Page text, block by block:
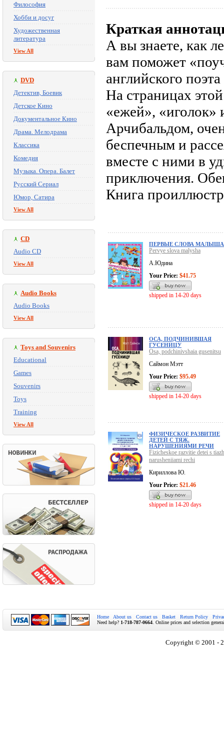
Философия
Хобби и досуг
Художественная
литература
View All
DVD
Детектив, Боевик
Детское Кино
Документальное Кино
Драма. Мелодрама
Классика
Комедия
Музыка. Опера. Балет
Русский Сериал
Юмор, Сатира
View All
CD
Audio CD
View All
Audio Books
Audio Books
View All
Toys and Souvenirs
Educational
Games
Souvenirs
Toys
Training
View All
Краткая
А вы знаете, как
вам поможет
английского
На страницах
«ежей», «иголок»
Арчибальдом,
беспечным и
вместе с ними в
приключения.
Книга
ПЕРВЫЕ СЛОВА МАЛЫША
Pervye slova malysha
А.Юдина
Your Price: $41.75
shipped in 14-20 days
ОСА, ПОДЧИНИВШАЯ
ГУСЕНИЦУ
Osa, podchinivshaia gusenitsu
Саймон Мэтт
Your Price: $95.49
shipped in 14-20 days
ФИЗИЧЕСКОЕ РАЗВИТИЕ
ДЕТЕЙ С ТЯЖ.
НАРУШЕНИЯМИ РЕЧИ
Fizicheskoe razvitie detei s
narusheniiami rechi
Кириллова Ю.
Your Price: $21.46
shipped in 14-20 days
Home About us Contact us Basket Return Policy
Need help? 1-718-787-0664 . Online prices and selection
Copyright © 2001 -